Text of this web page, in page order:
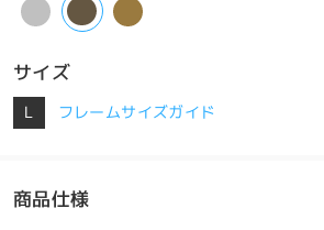
サイズ
L フレームサイズガイド
商品仕様